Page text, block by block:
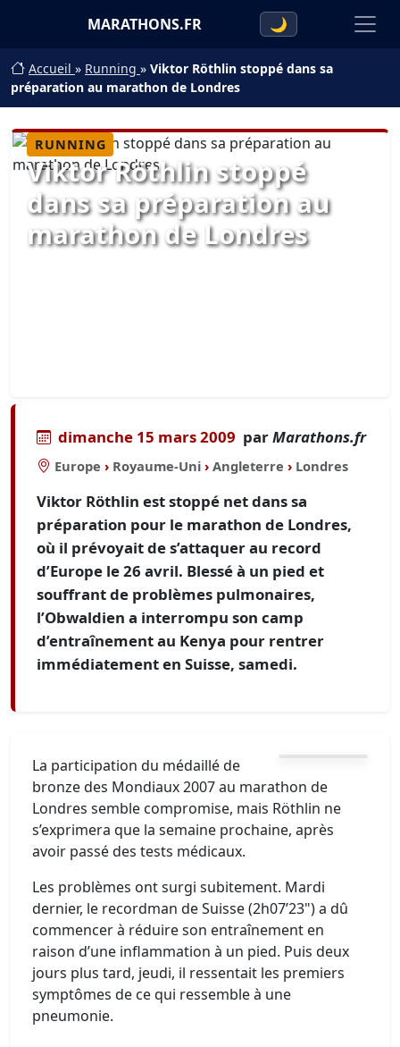
MARATHONS.FR 🌙
Accueil » Running » Viktor Röthlin stoppé dans sa
préparation au marathon de Londres
RUNNING
Viktor Röthlin stoppé
dans sa préparation au
marathon de Londres
dimanche 15 mars 2009 parMarathons.fr
Europe › Royaume-Uni › Angleterre › Londres
Viktor Röthlin est stoppé net dans sa
préparation pour le marathon de Londres,
où il prévoyait de s’attaquer au record
d’Europe le 26 avril. Blessé à un pied et
souffrant de problèmes pulmonaires,
l’Obwaldien a interrompu son camp
d’entraînement au Kenya pour rentrer
immédiatement en Suisse, samedi.
La participation du médaillé de
bronze des Mondiaux 2007 au marathon de
Londres semble compromise, mais Röthlin ne
s’exprimera que la semaine prochaine, après
avoir passé des tests médicaux.
Les problèmes ont surgi subitement. Mardi
dernier, le recordman de Suisse (2h07’23") a dû
commencer à réduire son entraînement en
raison d’une inflammation à un pied. Puis deux
jours plus tard, jeudi, il ressentait les premiers
symptômes de ce qui ressemble à une
pneumonie.